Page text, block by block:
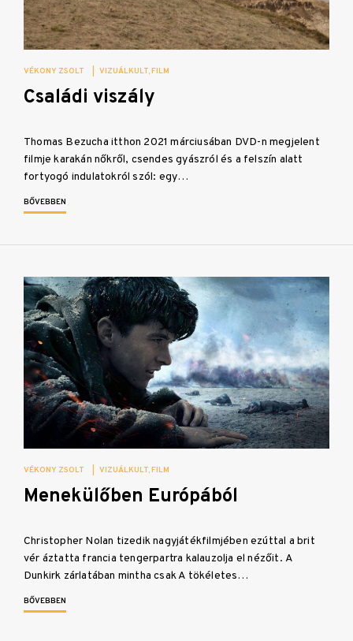
VÉKONY ZSOLT VIZUÁLKULT FILM
Családi viszály
Thomas Bezucha itthon 2021 márciusában DVD-n megjelent
filmje karakán nőkről, csendes gyászról és a felszín alatt
fortyogó indulatokról szól: egy…
BŐVEBBEN
VÉKONY ZSOLT VIZUÁLKULT FILM
Menekülőben Európából
Christopher Nolan tizedik nagyjátékfilmjében ezúttal a brit
vér áztatta francia tengerpartra kalauzolja el nézőit. A
Dunkirk zárlatában mintha csak A tökéletes…
BŐVEBBEN